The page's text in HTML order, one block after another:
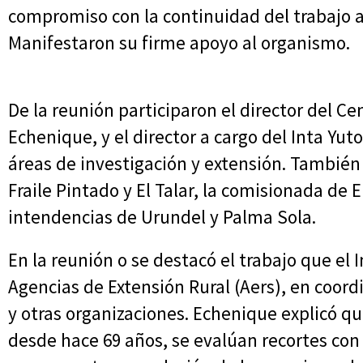
compromiso con la continuidad del trabajo
Manifestaron su firme apoyo al organismo.
De la reunión participaron el director del
Echenique, y el director a cargo del Inta
áreas de investigación y extensión.
Fraile Pintado y El Talar, la comisionada de
intendencias de Urundel y Palma Sola.
En la reunión o se destacó el trabajo que el
Agencias de Extensión Rural (Aers), en
y otras organizaciones. Echenique explicó
desde hace 69 años, se evalúan recortes